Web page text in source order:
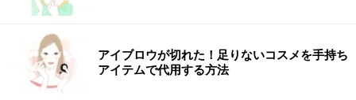
アイブロウが切れた！足りないコスメを手持ち
アイテムで代用する方法